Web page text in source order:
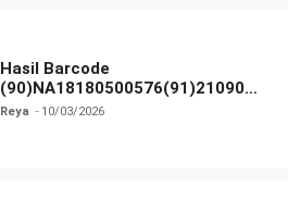
Hasil Barcode
(90)NA18180500576(91)210906
dan Izin BPOM
Reya 10/03/2026